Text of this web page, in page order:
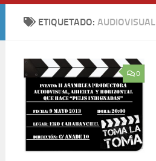
ETIQUETADO: AUDIOVISUAL
0